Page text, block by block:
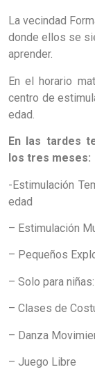
La vecindad
donde ellos se
aprender.
En el horario
centro de
edad.
En las tardes
los tres meses:
-Estimulación
edad
– Estimulación
– Pequeños
– Solo para
– Clases de
– Danza
– Juego Libre